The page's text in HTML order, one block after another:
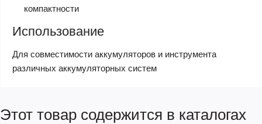
компактности
Использование
Для совместимости аккумуляторов и инструмента
различных аккумуляторных систем
Этот товар содержится в каталогах